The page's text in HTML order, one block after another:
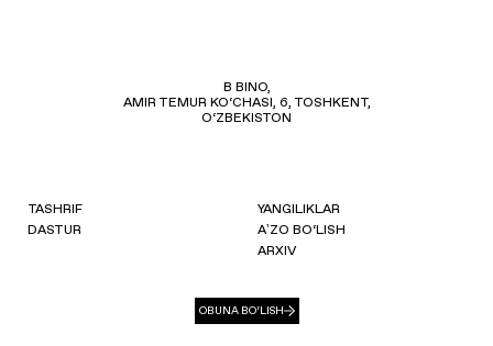
B BINO,
AMIR TEMUR KO‘CHASI, 6, TOSHKENT,
O‘ZBEKISTON
TASHRIF
DASTUR
YANGILIKLAR
AʼZO BO‘LISH
ARXIV
OBUNA BO‘LISH